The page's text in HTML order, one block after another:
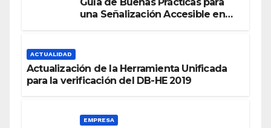
una Señalización Accesible en
ACTUALIDAD
Actualización de la Herramienta Unificada
para la verificación del DB-HE 2019
EMPRESA